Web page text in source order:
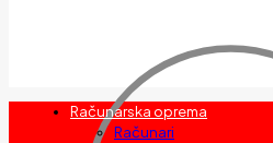
Računarska oprema
Računari